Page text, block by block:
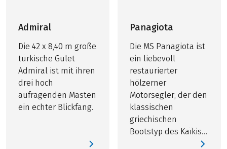
Admiral
Die 42 x 8,40 m große
türkische Gulet
Admiral ist mit ihren
drei hoch
aufragenden Masten
ein echter Blickfang.
Panagiota
Die MS Panagiota ist
ein liebevoll
restaurierter
hölzerner
Motorsegler, der den
klassischen
griechischen
Bootstyp des Kaïkis